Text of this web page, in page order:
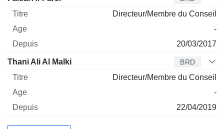
Directeur/Membre du Conseil
-
20/03/2017
Thani Ali Al Malki BRD
Directeur/Membre du Conseil
-
22/04/2019